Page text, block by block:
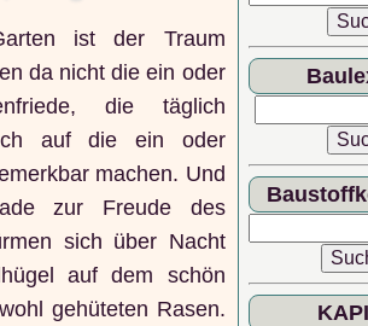
ist der Traum
da nicht die ein oder
die täglich
auf die ein oder
machen. Und
zur Freude des
sich über Nacht
auf dem schön
gehüteten Rasen.